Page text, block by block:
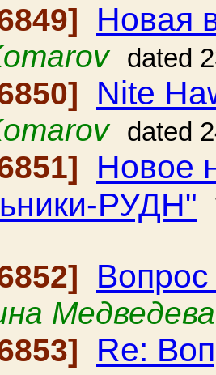
Новая
dated
Nite
dated
Новое
РУДН"
Медведева
Re: